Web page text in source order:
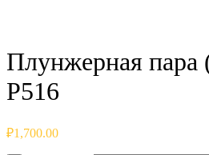
Плунжерная пара
P516
₽1,700.00